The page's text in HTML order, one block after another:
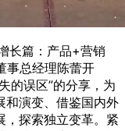
长篇：产品+营销
事总经理陈蕾开
的误区”的分享，为
和演变、借鉴国内外
，探索独立变革。紧